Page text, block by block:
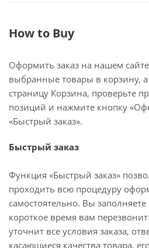
How to Buy
Оформить заказ на нашем
выбранные товары в корзину, а
страницу Корзина, проверьте
позиций и нажмите кнопку
«Быстрый заказ».
Быстрый заказ
Функция «Быстрый заказ»
проходить всю процедуру
самостоятельно. Вы
короткое время вам
уточнит все условия заказа,
касающиеся качества товара,